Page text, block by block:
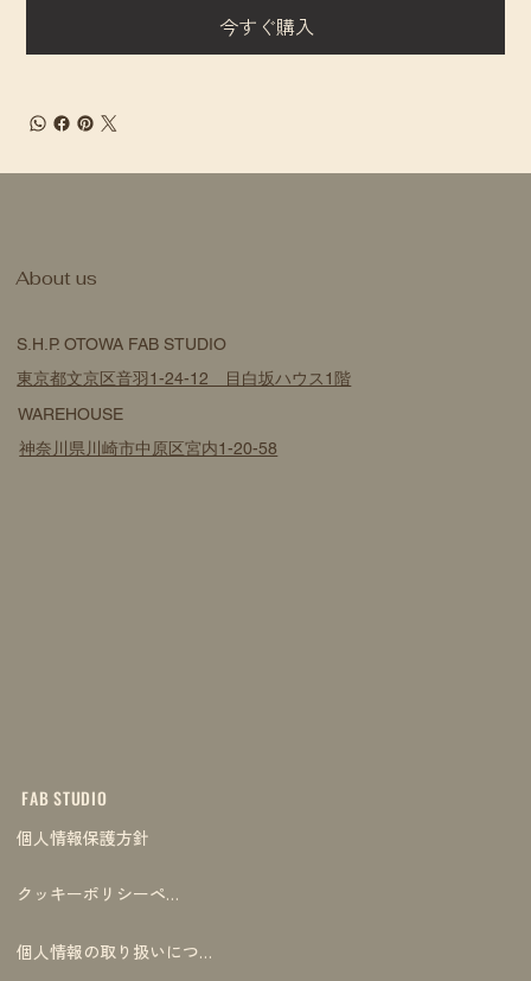
今すぐ購入
FAB STUDIO
個人情報保護方針
クッキーポリシーページ
個人情報の取り扱いについて
S.H.P. OTOWA FAB STUDIO
東京都文京区音羽1-24-12 目白坂ハウス1階
WAREHOUSE
神奈川県川崎市中原区宮内1-20-58
​About us